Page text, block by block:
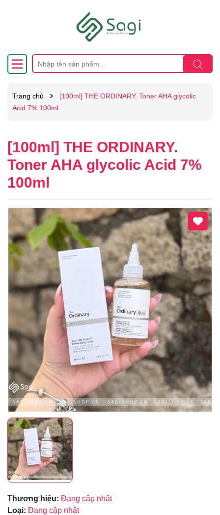
Trang chủ
[100ml] THE ORDINARY. Toner AHA glycolic
Acid 7% 100ml
[100ml] THE ORDINARY.
Toner AHA glycolic Acid 7%
100ml
Thương hiệu: Đang cập nhật
Loại: Đang cập nhật
Mã giảm giá:
Ngày hết hạn:
Điều kiện: